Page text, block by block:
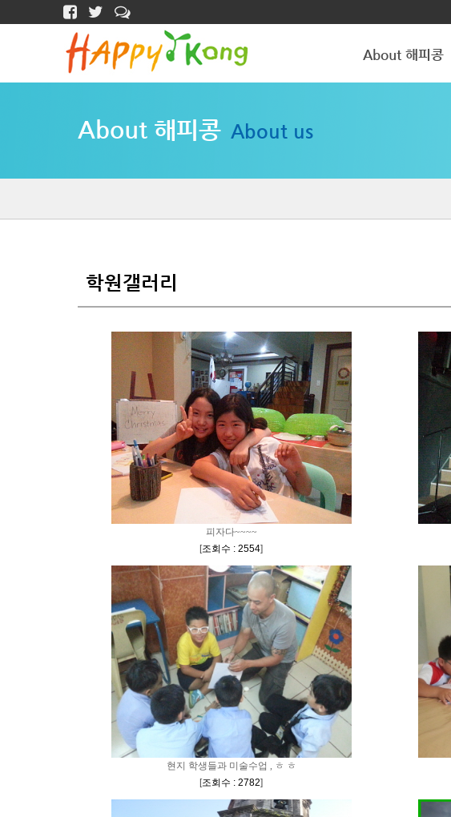
About 해피콩
About 해피콩 About us
학원갤러리
피자다~~~~
[조회수 : 2554]
현지 학생들과 미술수업 , ㅎ ㅎ
[조회수 : 2782]